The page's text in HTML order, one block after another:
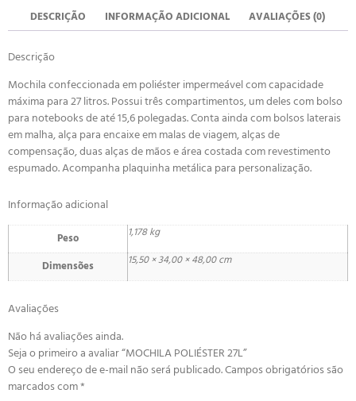
DESCRIÇÃO INFORMAÇÃO ADICIONAL AVALIAÇÕES (0)
Descrição
Mochila confeccionada em poliéster impermeável com capacidade
máxima para 27 litros. Possui três compartimentos, um deles com bolso
para notebooks de até 15,6 polegadas. Conta ainda com bolsos laterais
em malha, alça para encaixe em malas de viagem, alças de
compensação, duas alças de mãos e área costada com revestimento
espumado. Acompanha plaquinha metálica para personalização.
Informação adicional
Peso 1,178 kg
Dimensões 15,50 × 34,00 × 48,00 cm
Avaliações
Não há avaliações ainda.
Seja o primeiro a avaliar “MOCHILA POLIÉSTER 27L”
O seu endereço de e-mail não será publicado.Campos obrigatórios são
marcados com*